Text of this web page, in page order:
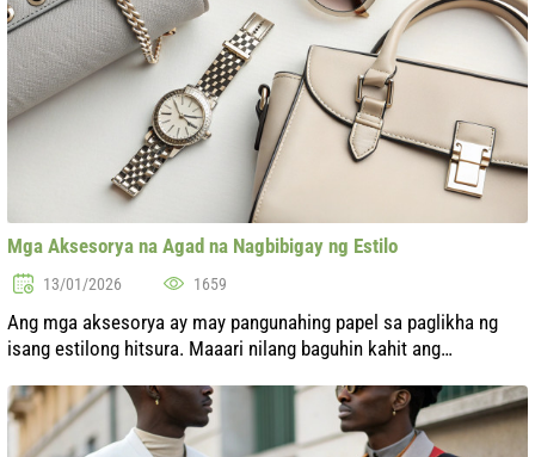
Mga Aksesorya na Agad na Nagbibigay ng Estilo
13/01/2026 1659
Ang mga aksesorya ay may pangunahing papel sa paglikha ng
isang estilong hitsura. Maaari nilang baguhin kahit ang
alindog. Sa artikulong ito, tat...